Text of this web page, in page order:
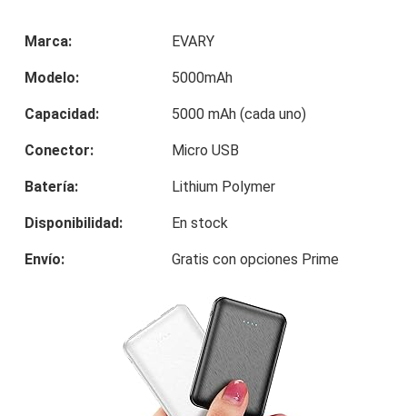
Marca: EVARY
Modelo: 5000mAh
Capacidad: 5000 mAh (cada uno)
Conector: Micro USB
Batería: Lithium Polymer
Disponibilidad: En stock
Envío: Gratis con opciones Prime